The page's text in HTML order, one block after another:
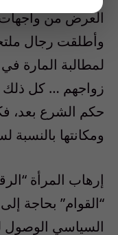
العرض من واجهات
وأطلقت رجال
لمطالبة المارة في
زواجهم … كل ذلك
حكم الشرع بعد،
ومكانتها
إرهاب المرأة
“القوام” بحاجة
السياسي